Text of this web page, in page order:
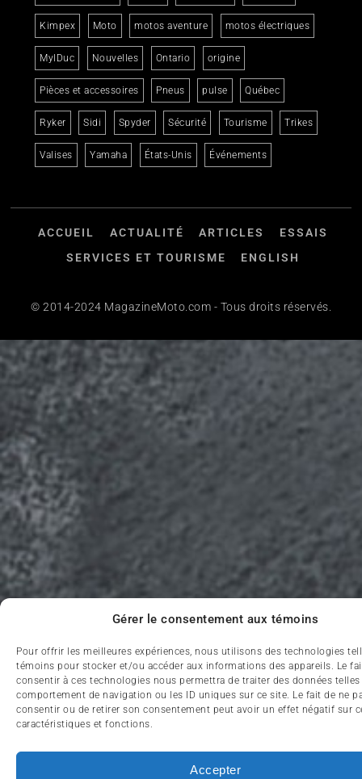
Gérer le consentement aux témoins
Pour offrir les meilleures expériences, nous utilisons des technologies
témoins pour stocker et/ou accéder aux informations des appareils. Le
consentir à ces technologies nous permettra de traiter des données telles
comportement de navigation ou les ID uniques sur ce site. Le fait de ne
consentir ou de retirer son consentement peut avoir un effet négatif sur
caractéristiques et fonctions.
Accepter
Kimpex Moto motos aventure motos électriques
MylDuc Nouvelles Ontario origine
Pièces et accessoires Pneus pulse Québec
Ryker Sidi Spyder Sécurité Tourisme Trikes
Valises Yamaha États-Unis Événements
ACCUEIL ACTUALITÉ ARTICLES
ESSAIS
SERVICES ET TOURISME
ENGLISH
© 2014-2024 MagazineMoto.com - Tous droits réservés.